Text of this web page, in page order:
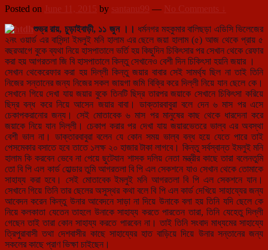
Posted on June 11, 2015 by santanu99 — No Comments ↓
শুভ্র রায়, চুড়াইবাড়ী, ১১ জুন ।। ধর্মনগর মহকুমার বালিছড়া এডিসি ভিলেজের
২নং ওয়ার্ড এর বাসিন্দা ইমলুই মনি হালাম এর ছেলে জয়া হালাম (৫) আজ থেকে প্রায় ৫
বছরআগে বুকে ব্যথা নিয়ে হাসপাতালে ভর্তি হয় কিছুদিন চিকিৎসার পর সেখান থেকে রেফার
করা হয় আগরতলা জি বি হাসপাতালে কিন্তু সেখানেও বেশী দিন চিকিৎসা হয়নি জয়ার ।
সেখান থেকেরেফার করা হয় দিল্লী কিন্তু জয়ার বাবার সেই সামর্থ্য ছিল না তাই তিনি
নিজের সন্তানের জন্য নিজের সকল জায়গা জমি বিক্রিকরে দিল্লী নিয়ে যান ছেলে কে।
সেখানে গিয়ে দেখা যায় জয়ার বুকে তিনটি ছিদ্র তারপর জয়াকে সেখানে চিকিৎসা করিয়ে
ছিদ্র বন্ধ করে নিয়ে আসেন জয়ার বাবা। ডাক্তারবাবুরা বলে দেন ৬ মাস পর এসে
চেকাপকরানোর জন্য। সেই মোতাবেক ৬ মাস পর মানুষের কাছ থেকে ধারদেনা করে
জয়াকে নিয়ে যান দিল্লী। চেকাপ করার পর দেখা যায় জয়ারভেতরে ভাল্ব এর অবস্থা
বেশী ভাল না। ডাক্তারবাবুরা বলেন যে কোন সময় ভাল্ব বন্ধ হয়ে যেতে পারে তাই
পেসমেকার বসাতে হবে তাতে ১লক্ষ ২০ হাজার টাকা লাগবে। কিন্তু সর্বস্বান্ত ইমলুই মনি
হালাম কি করবেন ভেবে না পেয়ে ছুটেযান শাসক দলিয় নেতা মন্ত্রীর কাছে তারা বলেনতুমি
তো বি পি এল কার্ড হোল্ডার তুমি আগরতলা বি পি এল সেকশনে যাও সেখান থেকে তোমাকে
সাহায্য করা হবে। সেই মোতাবেক ইমলুই মনি আগরতলা বি পি এল সেকশনে যান।
সেখানে গিয়ে তিনি তার ছেলের অসুস্থর কথা বলে বি পি এল কার্ড দেখিয়ে সাহায্যের জন্য
আবেদন করেন কিন্তু উনার আবেদনে সাড়া না দিয়ে উনাকে বলা হয় তিনি যদি ছেলে কে
নিয়ে কলকাতা যেতেন তাহলে উনাকে সাহায্য করতে পারতেন তারা, তিনি যেহেতু দিল্লী
গেছেন তাই তারা কোন সাহায্য করতে পারবেন না। তাই তিনি সংবাদ মাধ্যমের সাহায্যে
ত্রিপুরাবাসী তথা দেশবাসীর কাছে সাহায্যের হাত বাড়িয়ে দিয়ে উনার সন্তানের জন্য
সকলের কাছে প্রাণ ভিক্ষা চাইছেন।